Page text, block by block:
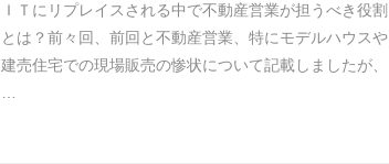
ＩＴにリプレイスされる中で不動産営業が担うべき役割
とは？前々回、前回と不動産営業、特にモデルハウスや
建売住宅での現場販売の惨状について記載しましたが、